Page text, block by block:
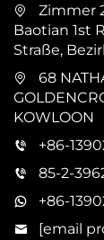
Zimmer
Baotian 1st
Straße,
68
KOWLOON
+86-
85-2-
+86-
[email